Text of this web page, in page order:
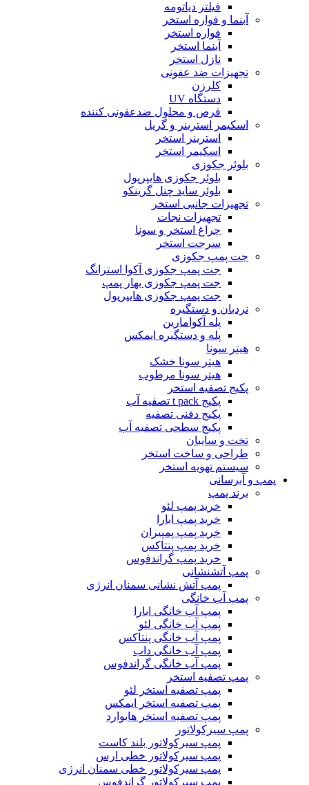
فیلتر دیاتومه
آبنما و فواره استخر
فواره استخر
آبنما استخر
نازل استخر
تجهیزات ضد عفونی
کلرزن
دستگاه UV
قرص و محلول ضدعفونی کننده
اسکیمر استرینر و گریل
استرینر استخر
اسکیمر استخر
بلوئر جکوزی
بلوئر جکوزی هایپرپول
بلوئر ساید چنل گرینکو
تجهیزات جانبی استخر
تجهیزات نجات
چراغ استخر و سونا
سرجت استخر
جت پمپ جکوزی
جت پمپ جکوزی آکوا استرانگ
جت پمپ جکوزی بهار پمپ
جت پمپ جکوزی هایپرپول
نردبان و دستگیره
پله آکوامارین
پله و دستگیره ایمکس
هیتر سونا
هیتر سونا خشک
هیتر سونا مرطوب
پکیج تصفیه استخر
پکیج t pack تصفیه آب
پکیج دفنی تصفیه
پکیج سطحی تصفیه آب
تخت و سایبان
طراحی و ساخت استخر
سیستم تهویه استخر
پمپ و آبرسانی
برند پمپ
خرید پمپ لئو
خرید پمپ ابارا
خرید پمپ پمپیران
خرید پمپ پنتاکس
خرید پمپ گراندفوس
پمپ آتشنشانی
پمپ آتش نشانی سمنان انرژی
پمپ آب خانگی
پمپ آب خانگی ابارا
پمپ آب خانگی لئو
پمپ آب خانگی پنتاکس
پمپ آب خانگی داب
پمپ آب خانگی گراندفوس
پمپ تصفیه استخر
پمپ تصفیه استخر لئو
پمپ تصفیه استخر ایمکس
پمپ تصفیه استخر هایوارد
پمپ سیرکولاتور
پمپ سیرکولاتور بلند کاست
پمپ سیرکولاتور خطی ارس
پمپ سیرکولاتور خطی سمنان انرژی
پمپ سیرکولاتور گراندفوس